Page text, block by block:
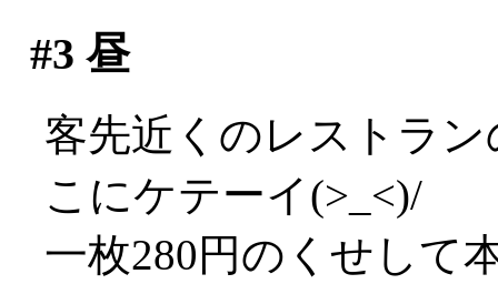
#3 昼
客先近くのレストラ
こにケテーイ(>_<)/
一枚280円のくせして